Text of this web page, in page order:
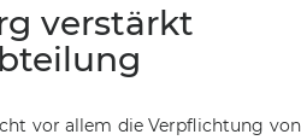
verstärkt
vor allem die Verpflichtung von